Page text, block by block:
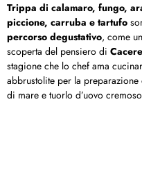
Trippa di calamaro, fungo,
piccione, carruba e tartufo
percorso degustativo, come
scoperta del pensiero di
stagione che lo chef ama
abbrustolite per la
di mare e tuorlo d’uovo